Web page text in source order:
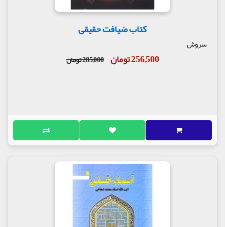
کتاب ضیافت حقیقی
سروش
256,500 تومان 285,000 تومان